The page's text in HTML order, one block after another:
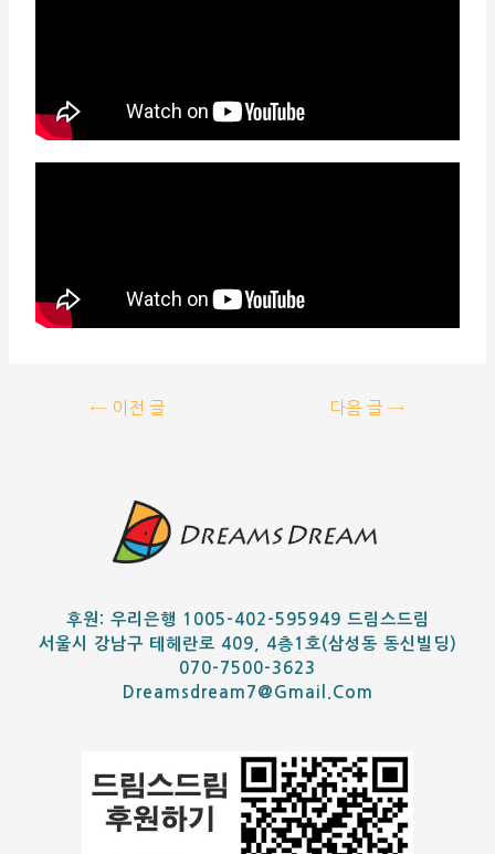
←이전 글 다음 글→
후원: 우리은행 1005-402-595949 드림스드림
서울시 강남구 테헤란로 409, 4층1호(삼성동 동신빌딩)
070-7500-3623
Dreamsdream7@gmail.com